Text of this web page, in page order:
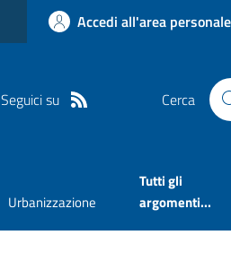
Accedi all'area personale
Seguici su Cerca
Urbanizzazione
Tutti gli
argomenti...